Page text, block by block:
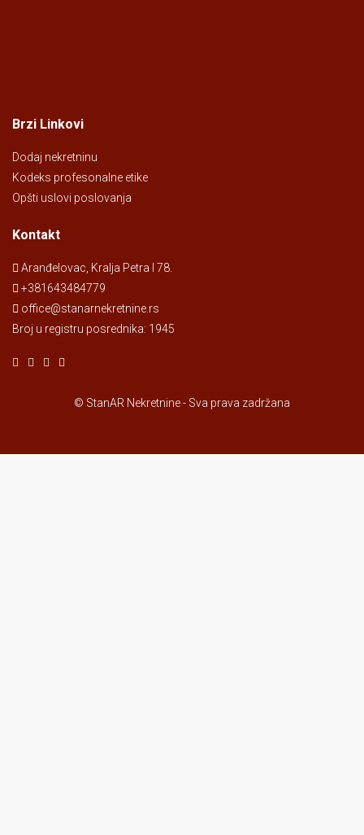
Brzi Linkovi
Dodaj nekretninu
Kodeks profesonalne etike
Opšti uslovi poslovanja
Kontakt
Aranđelovac, Kralja Petra I 78.
+381643484779
office@stanarnekretnine.rs
Broj u registru posrednika: 1945
© StanAR Nekretnine - Sva prava zadržana